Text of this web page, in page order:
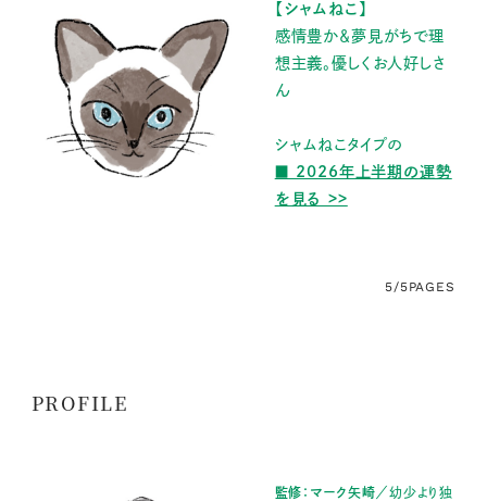
【シャムねこ】
感情豊か＆夢見がちで理
想主義。優しくお人好しさ
ん
シャムねこタイプの
■ 2026年上半期の運勢
を見る >>
5/5PAGES
PROFILE
監修：マーク矢崎 ／幼少より独